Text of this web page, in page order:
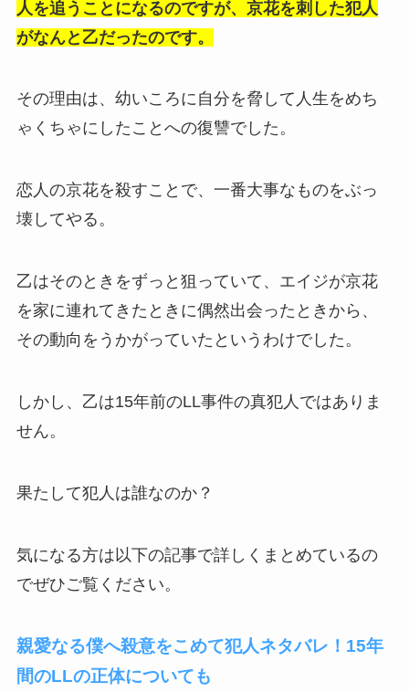
人を追うことになるのですが、京花を刺した犯人
がなんと乙だったのです。
その理由は、幼いころに自分を脅して人生をめち
ゃくちゃにしたことへの復讐でした。
恋人の京花を殺すことで、一番大事なものをぶっ
壊してやる。
乙はそのときをずっと狙っていて、エイジが京花
を家に連れてきたときに偶然出会ったときから、
その動向をうかがっていたというわけでした。
しかし、乙は15年前のLL事件の真犯人ではありま
せん。
果たして犯人は誰なのか？
気になる方は以下の記事で詳しくまとめているの
でぜひご覧ください。
親愛なる僕へ殺意をこめて犯人ネタバレ！15年
間のLLの正体についても